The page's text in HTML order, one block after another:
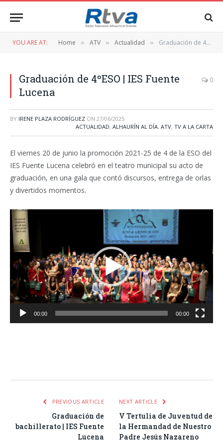
YOU ARE AT: Home » ATV » Actualidad » Graduación de 4ºESO | IES Fuente Lucena
Graduación de 4ºESO | IES Fuente
Lucena
0
BY IRENE PLAZA RODRÍGUEZ ON 27/06/2025
ACTUALIDAD, ALHAURÍN AL DÍA, ATV, TV A LA CARTA
El viernes 20 de junio la promoción 2021-25 de 4 de la ESO del
IES Fuente Lucena celebró en el teatro municipal su acto de
graduación, en una gala que contó discursos, entrega de orlas
y divertidos momentos.
Reproductor
de
vídeo
00:00 00:00
PREVIOUS ARTICLE
Graduación de
bachillerato | IES Fuente
Lucena
NEXT ARTICLE
V Tertulia de Juventud de
la Hermandad de Nuestro
Padre Jesús Nazareno